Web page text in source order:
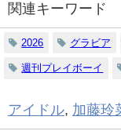
関連キーワード
2026 グラビア
週刊プレイボーイ
アイドル, 加藤玲